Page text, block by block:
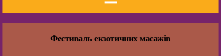
Фестиваль екзотичних масажів